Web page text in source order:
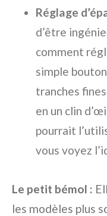
Réglage
d’être
comment
simple
tranches
en un clin
pourrait
vous voyez
Le petit bémol :
les modèles plus